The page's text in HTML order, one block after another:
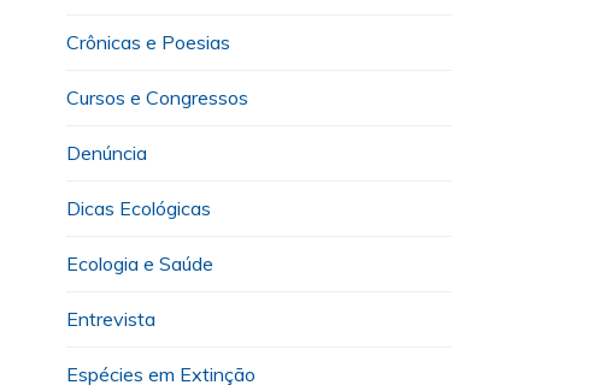
Crônicas e Poesias
Cursos e Congressos
Denúncia
Dicas Ecológicas
Ecologia e Saúde
Entrevista
Espécies em Extinção